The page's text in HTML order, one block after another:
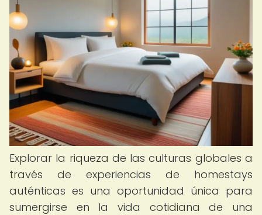
Explorar la riqueza de las culturas globales a
través de experiencias de homestays
auténticas es una oportunidad única para
sumergirse en la vida cotidiana de una